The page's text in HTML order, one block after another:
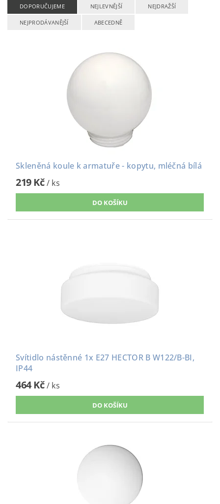
DOPORUČUJEME NEJLEVNĚJŠÍ NEJDRAŽŠÍ
NEJPRODÁVANĚJŠÍ ABECEDNĚ
Skleněná koule k armatuře - kopytu, mléčná bílá
219 Kč/ ks
Svítidlo nástěnné 1x E27 HECTOR B W122/B-BI,
IP44
464 Kč/ ks